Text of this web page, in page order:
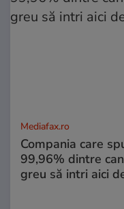
Mediafax.ro
Compania care
99,96% dintre
greu să intri aici